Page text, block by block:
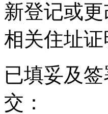
新登记或
相关住址
已填妥及
交：